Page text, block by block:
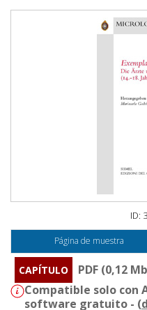
ID:
Página de muestra
CAPÍTULO
PDF (0,12
Compatible solo con
software gratuito - (